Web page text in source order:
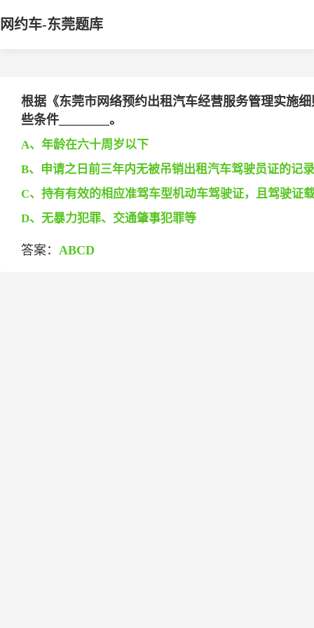
网约车-东莞题库
根据《东莞市网络预约出租汽车经营服务管理实施
些条件________。
A、年龄在六十周岁以下
B、申请之日前三年内无被吊销出租汽车驾驶员证的记录
C、持有有效的相应准驾车型机动车驾驶证，且驾驶证
D、无暴力犯罪、交通肇事犯罪等
答案： ABCD